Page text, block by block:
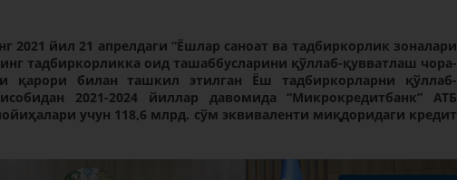
2021 йил 21 апрелдаги “Ёшлар саноат ва тадбиркорлик зоналари
тадбиркорликка оид ташаббусларини қўллаб-қувватлаш чора-
қарори билан ташкил этилган Ёш тадбиркорларни қўллаб-
2021-2024 йиллар давомида “Микрокредитбанк” АТБ
учун 118,6 млрд. сўм эквиваленти миқдоридаги кредит